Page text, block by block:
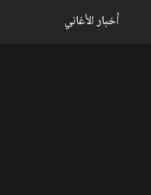
أخبار الأغاني